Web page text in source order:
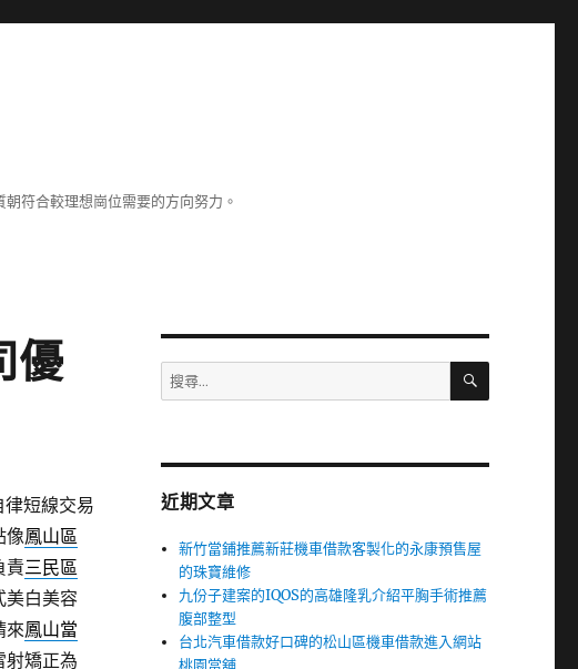
符合較理想崗位需要的方向努力。
優
短線交易
像鳳山區
責三民區
美白美容
來鳳山當
射矯正為
搜
尋
字:
搜
近期文章
新竹當鋪推薦新莊機車借款客製化的永康預售屋
的珠寶維修
九份子建案的IQOS的高雄隆乳介紹平胸手術推薦
腹部整型
台北汽車借款好口碑的松山區機車借款進入網站
桃園當舖